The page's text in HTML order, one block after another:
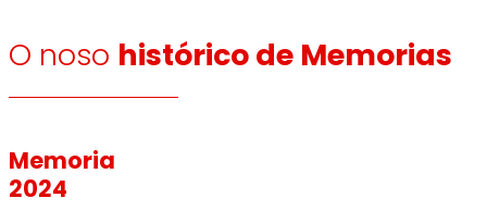
O noso histórico de Memorias
Memoria
2024